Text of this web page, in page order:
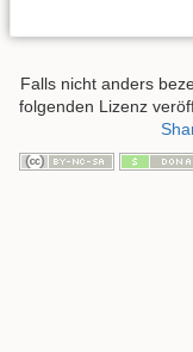
Falls nicht anders
folgenden Lizenz